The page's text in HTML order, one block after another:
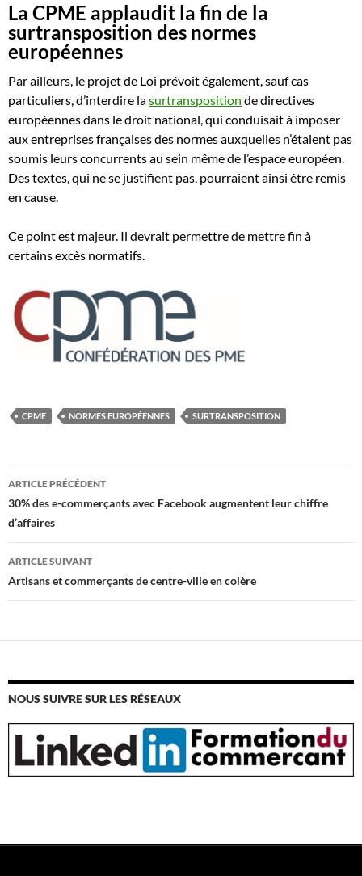
La CPME applaudit la fin de la
surtransposition des normes
européennes
Par ailleurs, le projet de Loi prévoit également, sauf cas
particuliers, d’interdire lasurtransposition de directives
européennes dans le droit national, qui conduisait à imposer
aux entreprises françaises des normes auxquelles n’étaient pas
soumis leurs concurrents au sein même de l’espace européen.
Des textes, qui ne se justifient pas, pourraient ainsi être remis
en cause.
Ce point est majeur. Il devrait permettre de mettre fin à
certains excès normatifs.
CPME NORMES EUROPÉENNES SURTRANSPOSITION
Navigation
des
articles
ARTICLE PRÉCÉDENT
30% des e-commerçants avec Facebook augmentent leur chiffre
d’affaires
ARTICLE SUIVANT
Artisans et commerçants de centre-ville en colère
NOUS SUIVRE SUR LES RÉSEAUX